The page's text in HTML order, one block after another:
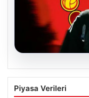
Manchester
Altay
Piyasa Verileri